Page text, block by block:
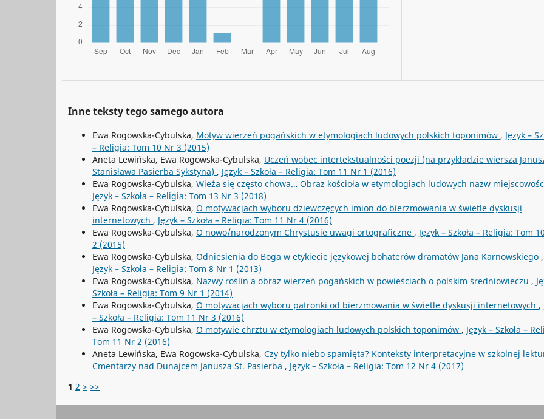
Inne teksty tego samego autora
Ewa Rogowska-Cybulska, Motyw wierzeń pogańskich w etymologiach ludowych polskich toponimów , Język –
– Religia: Tom 10 Nr 3 (2015)
Aneta Lewińska, Ewa Rogowska-Cybulska, Uczeń wobec intertekstualności poezji (na przykładzie wiersza
Stanisława Pasierba Sykstyna) , Język – Szkoła – Religia: Tom 11 Nr 1 (2016)
Ewa Rogowska-Cybulska, Wieża się często chowa… Obraz kościoła w etymologiach ludowych nazw
Język – Szkoła – Religia: Tom 13 Nr 3 (2018)
Ewa Rogowska-Cybulska, O motywacjach wyboru dziewczęcych imion do bierzmowania w świetle dyskusji
internetowych , Język – Szkoła – Religia: Tom 11 Nr 4 (2016)
Ewa Rogowska-Cybulska, O nowo/narodzonym Chrystusie uwagi ortograficzne , Język – Szkoła – Religia: Tom
2 (2015)
Ewa Rogowska-Cybulska, Odniesienia do Boga w etykiecie językowej bohaterów dramatów Jana Karnowskiego ,
Język – Szkoła – Religia: Tom 8 Nr 1 (2013)
Ewa Rogowska-Cybulska, Nazwy roślin a obraz wierzeń pogańskich w powieściach o polskim średniowieczu ,
Szkoła – Religia: Tom 9 Nr 1 (2014)
Ewa Rogowska-Cybulska, O motywacjach wyboru patronki od bierzmowania w świetle dyskusji internetowych ,
– Szkoła – Religia: Tom 11 Nr 3 (2016)
Ewa Rogowska-Cybulska, O motywie chrztu w etymologiach ludowych polskich toponimów , Język – Szkoła –
Tom 11 Nr 2 (2016)
Aneta Lewińska, Ewa Rogowska-Cybulska, Czy tylko niebo spamięta? Konteksty interpretacyjne w szkolnej
Cmentarzy nad Dunajcem Janusza St. Pasierba , Język – Szkoła – Religia: Tom 12 Nr 4 (2017)
1 2 > >>